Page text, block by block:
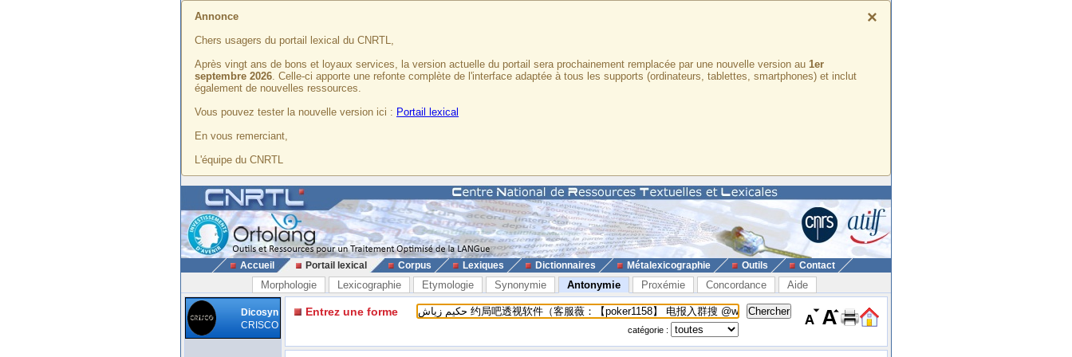
×
Annonce
Chers usagers du portail lexical du CNRTL,
Après vingt ans de bons et loyaux services, la version actuelle du portail sera prochainement remplacée par une nouvelle version au 1er
septembre 2026. Celle-ci apporte une refonte complète de l'interface adaptée à tous les supports (ordinateurs, tablettes, smartphones) et inclut
également de nouvelles ressources.
Vous pouvez tester la nouvelle version ici : Portail lexical
En vous remerciant,
L'équipe du CNRTL
Accueil Portail lexical Corpus Lexiques Dictionnaires Métalexicographie Outils Contact
Morphologie Lexicographie Etymologie Synonymie Antonymie Proxémie Concordance Aide
Dicosyn
CRISCO
Entrez une forme
catégorie :